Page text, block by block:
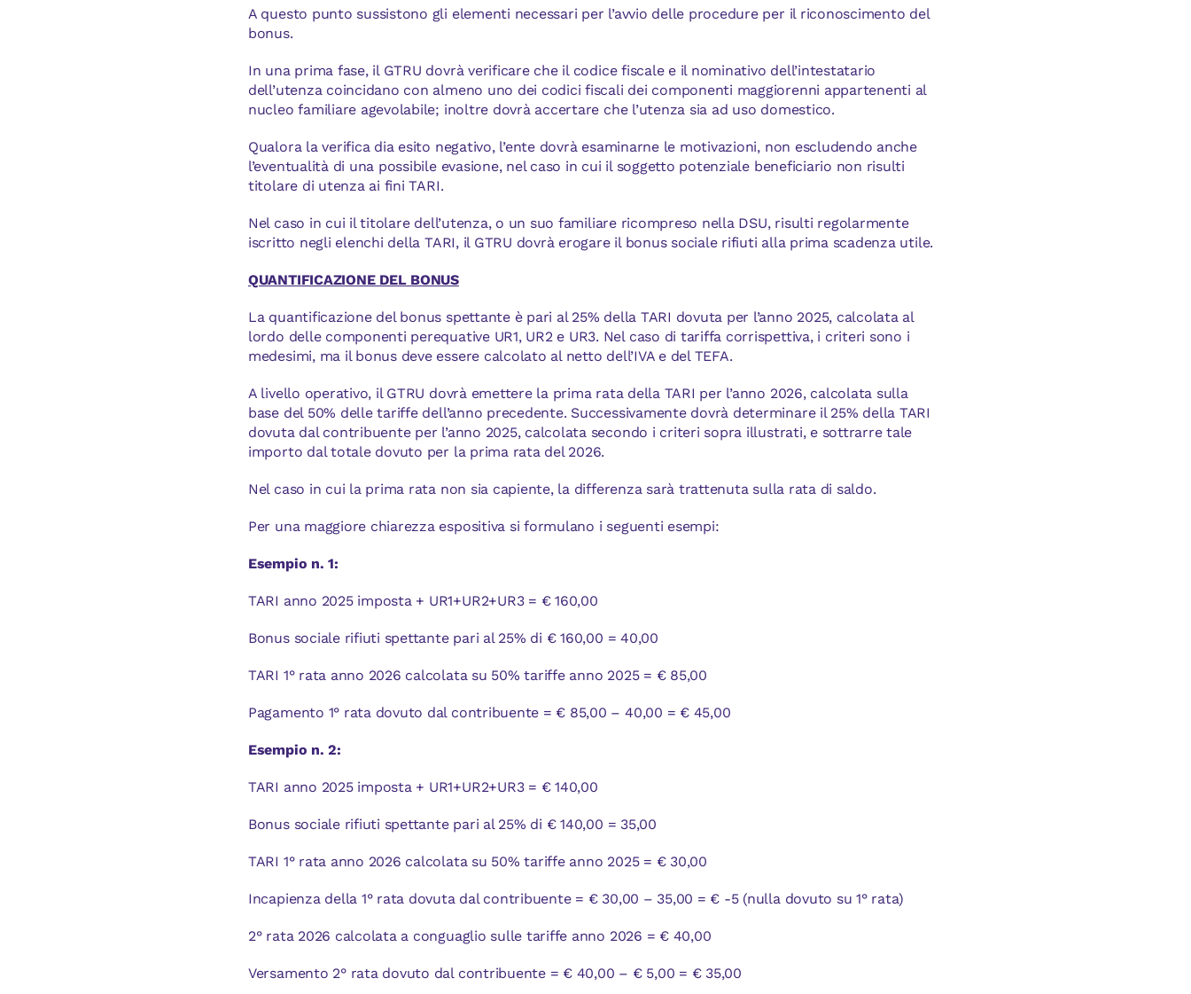
A questo punto sussistono gli elementi necessari per l’avvio delle procedure per il riconoscimento del
bonus.
In una prima fase, il GTRU dovrà verificare che il codice fiscale e il nominativo dell’intestatario
dell’utenza coincidano con almeno uno dei codici fiscali dei componenti maggiorenni appartenenti al
nucleo familiare agevolabile; inoltre dovrà accertare che l’utenza sia ad uso domestico.
Qualora la verifica dia esito negativo, l’ente dovrà esaminarne le motivazioni, non escludendo anche
l’eventualità di una possibile evasione, nel caso in cui il soggetto potenziale beneficiario non risulti
titolare di utenza ai fini TARI.
Nel caso in cui il titolare dell’utenza, o un suo familiare ricompreso nella DSU, risulti regolarmente
iscritto negli elenchi della TARI, il GTRU dovrà erogare il bonus sociale rifiuti alla prima scadenza utile.
QUANTIFICAZIONE DEL BONUS
La quantificazione del bonus spettante è pari al 25% della TARI dovuta per l’anno 2025, calcolata al
lordo delle componenti perequative UR1, UR2 e UR3. Nel caso di tariffa corrispettiva, i criteri sono i
medesimi, ma il bonus deve essere calcolato al netto dell’IVA e del TEFA.
A livello operativo, il GTRU dovrà emettere la prima rata della TARI per l’anno 2026, calcolata sulla
base del 50% delle tariffe dell’anno precedente. Successivamente dovrà determinare il 25% della TARI
dovuta dal contribuente per l’anno 2025, calcolata secondo i criteri sopra illustrati, e sottrarre tale
importo dal totale dovuto per la prima rata del 2026.
Nel caso in cui la prima rata non sia capiente, la differenza sarà trattenuta sulla rata di saldo.
Per una maggiore chiarezza espositiva si formulano i seguenti esempi:
Esempio n. 1:
TARI anno 2025 imposta + UR1+UR2+UR3 = € 160,00
Bonus sociale rifiuti spettante pari al 25% di € 160,00 = 40,00
TARI 1° rata anno 2026 calcolata su 50% tariffe anno 2025 = € 85,00
Pagamento 1° rata dovuto dal contribuente = € 85,00 – 40,00 = € 45,00
Esempio n. 2:
TARI anno 2025 imposta + UR1+UR2+UR3 = € 140,00
Bonus sociale rifiuti spettante pari al 25% di € 140,00 = 35,00
TARI 1° rata anno 2026 calcolata su 50% tariffe anno 2025 = € 30,00
Incapienza della 1° rata dovuta dal contribuente = € 30,00 – 35,00 = € -5 (nulla dovuto su 1° rata)
2° rata 2026 calcolata a conguaglio sulle tariffe anno 2026 = € 40,00
Versamento 2° rata dovuto dal contribuente = € 40,00 – € 5,00 = € 35,00